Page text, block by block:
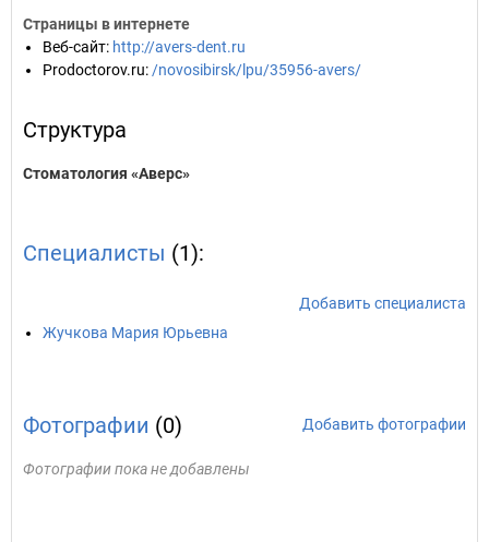
Страницы в интернете
Веб-сайт: http://avers-dent.ru
Prodoctorov.ru: /novosibirsk/lpu/35956-avers/
Структура
Стоматология «Аверс»
Специалисты (1):
Добавить специалиста
Жучкова Мария Юрьевна
Фотографии (0) Добавить фотографии
Фотографии пока не добавлены